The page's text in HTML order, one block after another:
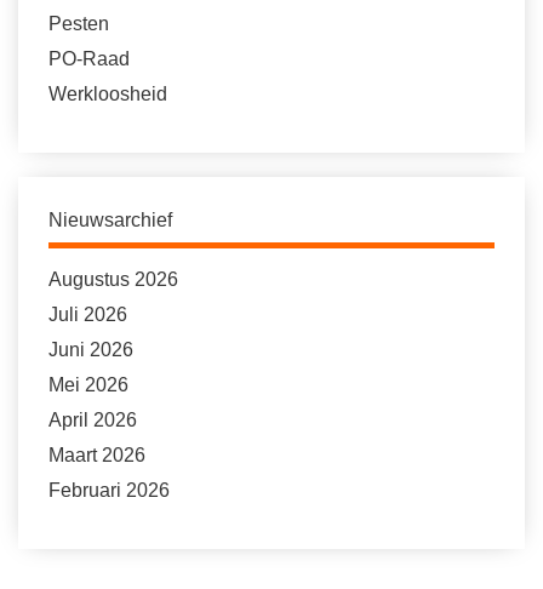
Pesten
PO-Raad
Werkloosheid
Nieuwsarchief
Augustus 2026
Juli 2026
Juni 2026
Mei 2026
April 2026
Maart 2026
Februari 2026